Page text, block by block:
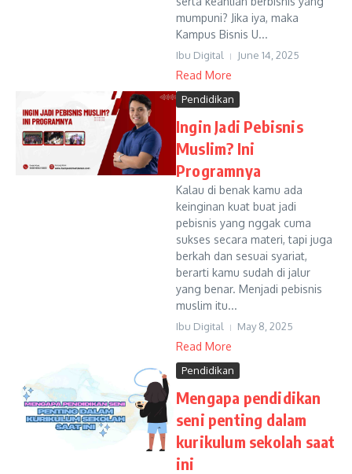
mumpuni? Jika iya, maka
Kampus Bisnis U...
Ibu Digital June 14, 2025
Read More
Pendidikan
Ingin Jadi Pebisnis
Muslim? Ini
Programnya
Kalau di benak kamu ada
keinginan kuat buat jadi
pebisnis yang nggak cuma
sukses secara materi, tapi juga
berkah dan sesuai syariat,
berarti kamu sudah di jalur
yang benar. Menjadi pebisnis
muslim itu...
Ibu Digital May 8, 2025
Read More
Pendidikan
Mengapa pendidikan
seni penting dalam
kurikulum sekolah saat
ini